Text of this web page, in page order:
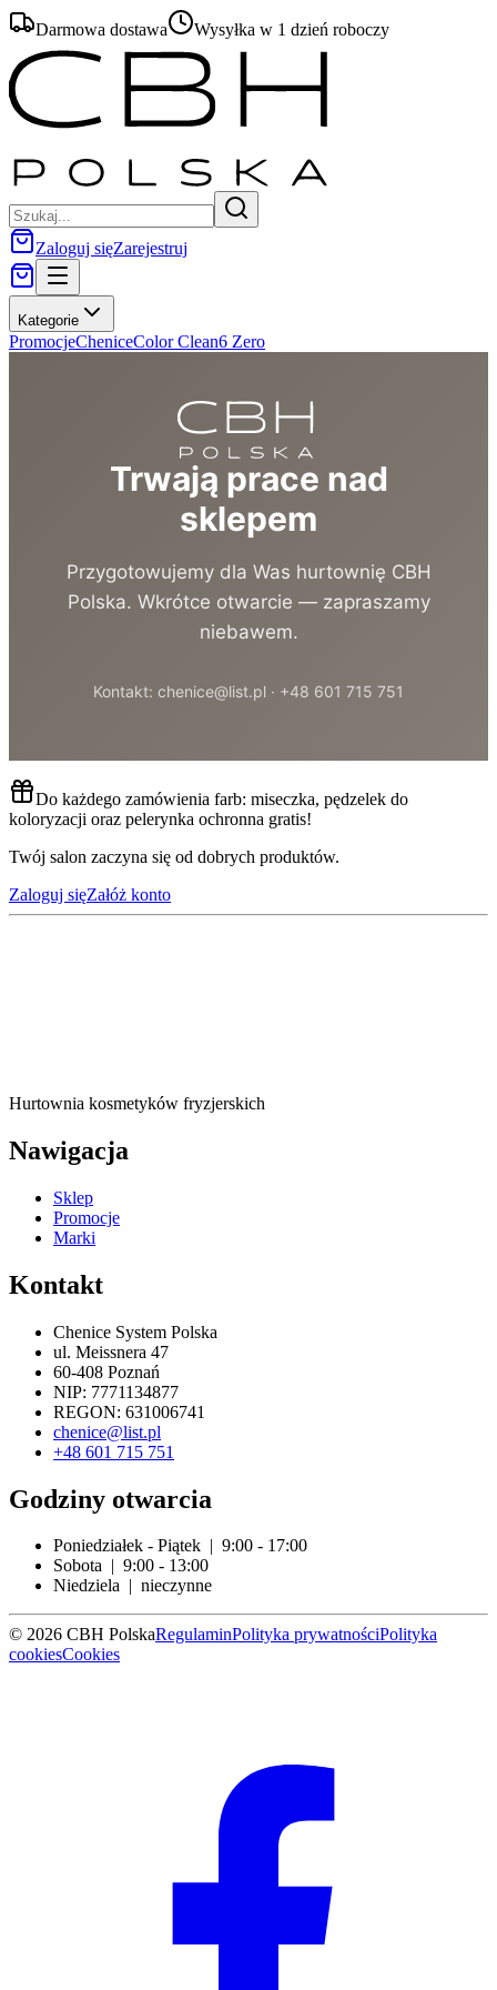
Darmowa dostawa Wysyłka w 1 dzień roboczy
Zaloguj sięZarejestruj
Kategorie
PromocjeCheniceColor Clean6 Zero
Trwają prace nad
sklepem
Przygotowujemy dla Was hurtownię CBH
Polska. Wkrótce otwarcie — zapraszamy
niebawem.
Kontakt: chenice@list.pl · +48 601 715 751
Do każdego zamówienia farb: miseczka, pędzelek do
koloryzacji oraz pelerynka ochronna gratis!
Twój salon zaczyna się od dobrych produktów.
Zaloguj sięZałóż konto
Hurtownia kosmetyków fryzjerskich
Nawigacja
Sklep
Promocje
Marki
Kontakt
Chenice System Polska
ul. Meissnera 47
60-408 Poznań
NIP: 7771134877
REGON: 631006741
chenice@list.pl
+48 601 715 751
Godziny otwarcia
Poniedziałek - Piątek | 9:00 - 17:00
Sobota | 9:00 - 13:00
Niedziela | nieczynne
© 2026 CBH PolskaRegulaminPolityka prywatnościPolityka
cookiesCookies